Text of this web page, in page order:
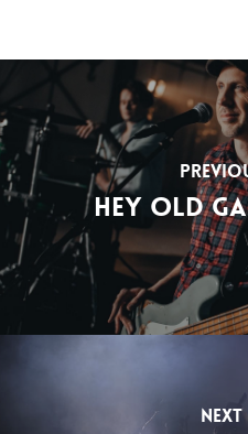
Hey Old